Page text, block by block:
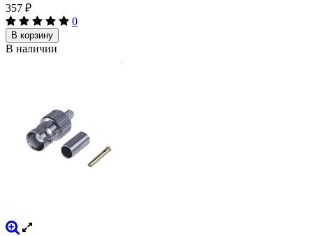
357 ₽
0
В корзину
В наличии